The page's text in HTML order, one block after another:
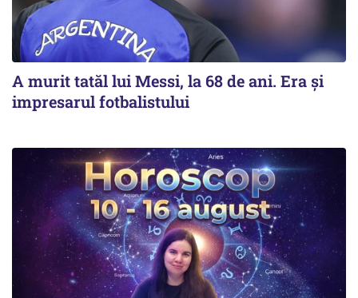
A murit tatăl lui Messi, la 68 de ani. Era și
impresarul fotbalistului